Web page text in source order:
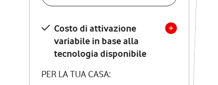
Costo di attivazione
variabile in base alla
tecnologia disponibile
PER LA TUA CASA:
Costo di attivazione
variabile in base alla
tecnologia disponibile
PER LA TUA CASA: